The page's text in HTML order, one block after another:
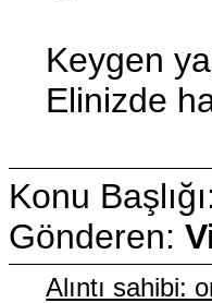
Keygen
Elinizde
Konu Başlığı:
Gönderen:
Alıntı sahibi: